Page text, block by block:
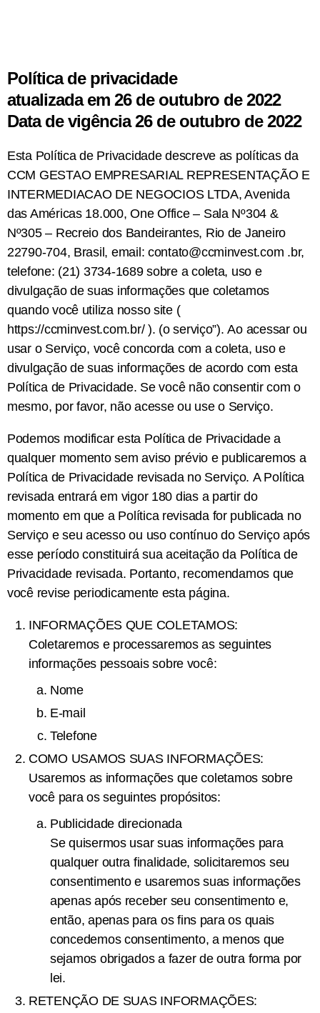
Política de privacidade
atualizada em 26 de outubro de 2022
Data de vigência 26 de outubro de 2022
Esta Política de Privacidade descreve as políticas da
CCM GESTAO EMPRESARIAL REPRESENTAÇÃO E
INTERMEDIACAO DE NEGOCIOS LTDA, Avenida
das Américas 18.000, One Office – Sala Nº304 &
Nº305 – Recreio dos Bandeirantes, Rio de Janeiro
22790-704, Brasil, email: contato@ccminvest.com .br,
telefone: (21) 3734-1689 sobre a coleta, uso e
divulgação de suas informações que coletamos
quando você utiliza nosso site (
https://ccminvest.com.br/ ). (o serviço”). Ao acessar ou
usar o Serviço, você concorda com a coleta, uso e
divulgação de suas informações de acordo com esta
Política de Privacidade. Se você não consentir com o
mesmo, por favor, não acesse ou use o Serviço.
Podemos modificar esta Política de Privacidade a
qualquer momento sem aviso prévio e publicaremos a
Política de Privacidade revisada no Serviço. A Política
revisada entrará em vigor 180 dias a partir do
momento em que a Política revisada for publicada no
Serviço e seu acesso ou uso contínuo do Serviço após
esse período constituirá sua aceitação da Política de
Privacidade revisada. Portanto, recomendamos que
você revise periodicamente esta página.
INFORMAÇÕES QUE COLETAMOS:
Coletaremos e processaremos as seguintes
informações pessoais sobre você:
Nome
E-mail
Telefone
COMO USAMOS SUAS INFORMAÇÕES:
Usaremos as informações que coletamos sobre
você para os seguintes propósitos:
Publicidade direcionada
Se quisermos usar suas informações para
qualquer outra finalidade, solicitaremos seu
consentimento e usaremos suas informações
apenas após receber seu consentimento e,
então, apenas para os fins para os quais
concedemos consentimento, a menos que
sejamos obrigados a fazer de outra forma por
lei.
RETENÇÃO DE SUAS INFORMAÇÕES: